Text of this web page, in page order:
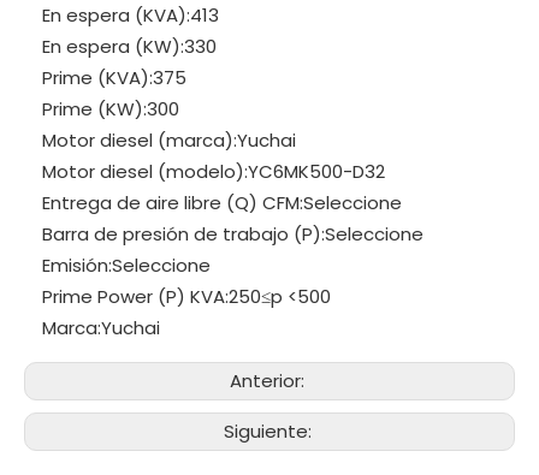
En espera (KVA):413
En espera (KW):330
Prime (KVA):375
Prime (KW):300
Motor diesel (marca):Yuchai
Motor diesel (modelo):YC6MK500-D32
Entrega de aire libre (Q) CFM:Seleccione
Barra de presión de trabajo (P):Seleccione
Emisión:Seleccione
Prime Power (P) KVA:250≤p <500
Marca:Yuchai
Anterior:
Siguiente: